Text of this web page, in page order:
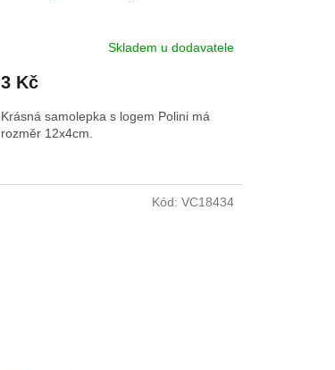
Skladem u dodavatele
3 Kč
Krásná samolepka s logem Polini má
rozměr 12x4cm.
Kód: VC18434